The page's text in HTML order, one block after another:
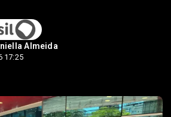
Almeida
17:25